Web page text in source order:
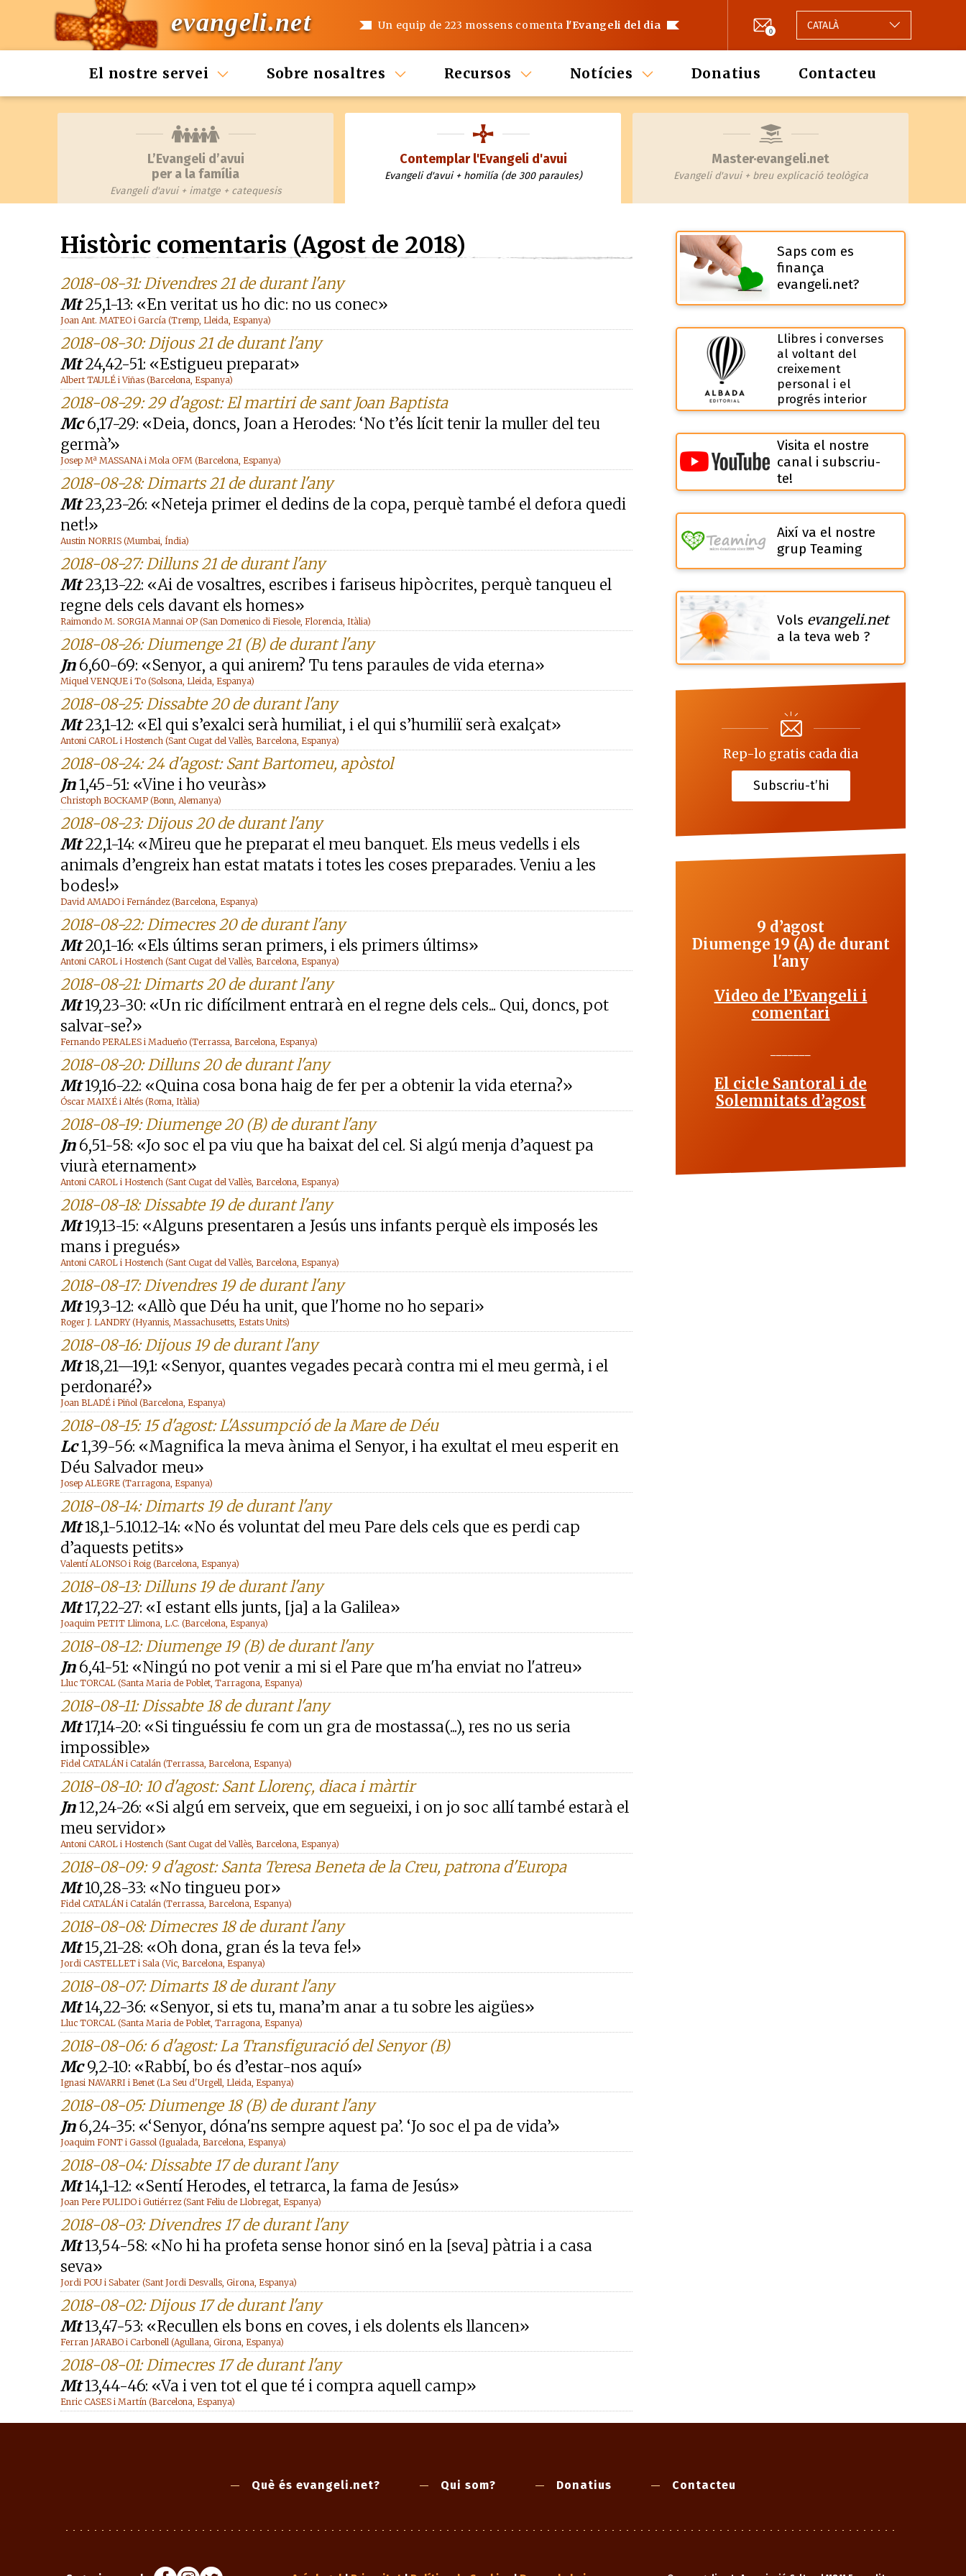
evangeli.net Un equip de 223 mossens comenta l'Evangeli del dia 0 CATALÀ
El nostre servei Sobre nosaltres Recursos Notícies Donatius Contacteu
L’Evangeli d’avui
per a la família
Evangeli d'avui + imatge + catequesis
Contemplar l'Evangeli d'avui
Evangeli d'avui + homilía (de 300 paraules)
Master·evangeli.net
Evangeli d'avui + breu explicació teològica
Històric comentaris (Agost de 2018)
2018-08-31: Divendres 21 de durant l'any
Mt25,1-13: «En veritat us ho dic: no us conec»
Joan Ant. MATEO i García (Tremp, Lleida, Espanya)
2018-08-30: Dijous 21 de durant l'any
Mt24,42-51: «Estigueu preparat»
Albert TAULÉ i Viñas (Barcelona, Espanya)
2018-08-29: 29 d'agost: El martiri de sant Joan Baptista
Mc6,17-29: «Deia, doncs, Joan a Herodes: ‘No t’és lícit tenir la muller del teu
germà’»
Josep Mª MASSANA i Mola OFM (Barcelona, Espanya)
2018-08-28: Dimarts 21 de durant l'any
Mt23,23-26: «Neteja primer el dedins de la copa, perquè també el defora quedi
net!»
Austin NORRIS (Mumbai, Índia)
2018-08-27: Dilluns 21 de durant l'any
Mt23,13-22: «Ai de vosaltres, escribes i fariseus hipòcrites, perquè tanqueu el
regne dels cels davant els homes»
Raimondo M. SORGIA Mannai OP (San Domenico di Fiesole, Florencia, Itàlia)
2018-08-26: Diumenge 21 (B) de durant l'any
Jn6,60-69: «Senyor, a qui anirem? Tu tens paraules de vida eterna»
Miquel VENQUE i To (Solsona, Lleida, Espanya)
2018-08-25: Dissabte 20 de durant l'any
Mt23,1-12: «El qui s’exalci serà humiliat, i el qui s’humiliï serà exalçat»
Antoni CAROL i Hostench (Sant Cugat del Vallès, Barcelona, Espanya)
2018-08-24: 24 d'agost: Sant Bartomeu, apòstol
Jn1,45-51: «Vine i ho veuràs»
Christoph BOCKAMP (Bonn, Alemanya)
2018-08-23: Dijous 20 de durant l'any
Mt22,1-14: «Mireu que he preparat el meu banquet. Els meus vedells i els
animals d’engreix han estat matats i totes les coses preparades. Veniu a les
bodes!»
David AMADO i Fernández (Barcelona, Espanya)
2018-08-22: Dimecres 20 de durant l'any
Mt20,1-16: «Els últims seran primers, i els primers últims»
Antoni CAROL i Hostench (Sant Cugat del Vallès, Barcelona, Espanya)
2018-08-21: Dimarts 20 de durant l'any
Mt19,23-30: «Un ric difícilment entrarà en el regne dels cels... Qui, doncs, pot
salvar-se?»
Fernando PERALES i Madueño (Terrassa, Barcelona, Espanya)
2018-08-20: Dilluns 20 de durant l'any
Mt19,16-22: «Quina cosa bona haig de fer per a obtenir la vida eterna?»
Óscar MAIXÉ i Altés (Roma, Itàlia)
2018-08-19: Diumenge 20 (B) de durant l'any
Jn6,51-58: «Jo soc el pa viu que ha baixat del cel. Si algú menja d’aquest pa
viurà eternament»
Antoni CAROL i Hostench (Sant Cugat del Vallès, Barcelona, Espanya)
2018-08-18: Dissabte 19 de durant l'any
Mt19,13-15: «Alguns presentaren a Jesús uns infants perquè els imposés les
mans i pregués»
Antoni CAROL i Hostench (Sant Cugat del Vallès, Barcelona, Espanya)
2018-08-17: Divendres 19 de durant l'any
Mt19,3-12: «Allò que Déu ha unit, que l'home no ho separi»
Roger J. LANDRY (Hyannis, Massachusetts, Estats Units)
2018-08-16: Dijous 19 de durant l'any
Mt18,21—19,1: «Senyor, quantes vegades pecarà contra mi el meu germà, i el
perdonaré?»
Joan BLADÉ i Piñol (Barcelona, Espanya)
2018-08-15: 15 d'agost: L'Assumpció de la Mare de Déu
Lc1,39-56: «Magnifica la meva ànima el Senyor, i ha exultat el meu esperit en
Déu Salvador meu»
Josep ALEGRE (Tarragona, Espanya)
2018-08-14: Dimarts 19 de durant l'any
Mt18,1-5.10.12-14: «No és voluntat del meu Pare dels cels que es perdi cap
d’aquests petits»
Valentí ALONSO i Roig (Barcelona, Espanya)
2018-08-13: Dilluns 19 de durant l'any
Mt17,22-27: «I estant ells junts, [ja] a la Galilea»
Joaquim PETIT Llimona, L.C. (Barcelona, Espanya)
2018-08-12: Diumenge 19 (B) de durant l'any
Jn6,41-51: «Ningú no pot venir a mi si el Pare que m'ha enviat no l'atreu»
Lluc TORCAL (Santa Maria de Poblet, Tarragona, Espanya)
2018-08-11: Dissabte 18 de durant l'any
Mt17,14-20: «Si tinguéssiu fe com un gra de mostassa(...), res no us seria
impossible»
Fidel CATALÁN i Catalán (Terrassa, Barcelona, Espanya)
2018-08-10: 10 d'agost: Sant Llorenç, diaca i màrtir
Jn12,24-26: «Si algú em serveix, que em segueixi, i on jo soc allí també estarà el
meu servidor»
Antoni CAROL i Hostench (Sant Cugat del Vallès, Barcelona, Espanya)
2018-08-09: 9 d'agost: Santa Teresa Beneta de la Creu, patrona d'Europa
Mt10,28-33: «No tingueu por»
Fidel CATALÁN i Catalán (Terrassa, Barcelona, Espanya)
2018-08-08: Dimecres 18 de durant l'any
Mt15,21-28: «Oh dona, gran és la teva fe!»
Jordi CASTELLET i Sala (Vic, Barcelona, Espanya)
2018-08-07: Dimarts 18 de durant l'any
Mt14,22-36: «Senyor, si ets tu, mana’m anar a tu sobre les aigües»
Lluc TORCAL (Santa Maria de Poblet, Tarragona, Espanya)
2018-08-06: 6 d'agost: La Transfiguració del Senyor (B)
Mc9,2-10: «Rabbí, bo és d’estar-nos aquí»
Ignasi NAVARRI i Benet (La Seu d'Urgell, Lleida, Espanya)
2018-08-05: Diumenge 18 (B) de durant l'any
Jn6,24-35: «‘Senyor, dóna'ns sempre aquest pa’. ‘Jo soc el pa de vida’»
Joaquim FONT i Gassol (Igualada, Barcelona, Espanya)
2018-08-04: Dissabte 17 de durant l'any
Mt14,1-12: «Sentí Herodes, el tetrarca, la fama de Jesús»
Joan Pere PULIDO i Gutiérrez (Sant Feliu de Llobregat, Espanya)
2018-08-03: Divendres 17 de durant l'any
Mt13,54-58: «No hi ha profeta sense honor sinó en la [seva] pàtria i a casa
seva»
Jordi POU i Sabater (Sant Jordi Desvalls, Girona, Espanya)
2018-08-02: Dijous 17 de durant l'any
Mt13,47-53: «Recullen els bons en coves, i els dolents els llancen»
Ferran JARABO i Carbonell (Agullana, Girona, Espanya)
2018-08-01: Dimecres 17 de durant l'any
Mt13,44-46: «Va i ven tot el que té i compra aquell camp»
Enric CASES i Martín (Barcelona, Espanya)
Saps com es
finança
evangeli.net?
Llibres i converses
al voltant del
creixement
personal i el
progrés interior
Visita el nostre
canal i subscriu-
te!
Així va el nostre
grup Teaming
Vols evangeli.net
a la teva web ?
Rep-lo gratis cada dia
Subscriu-t’hi
9 d’agost
Diumenge 19 (A) de durant
l'any
Video de l’Evangeli i
comentari
El cicle Santoral i de
Solemnitats d’agost
Què és evangeli.net? Qui som? Donatius Contacteu